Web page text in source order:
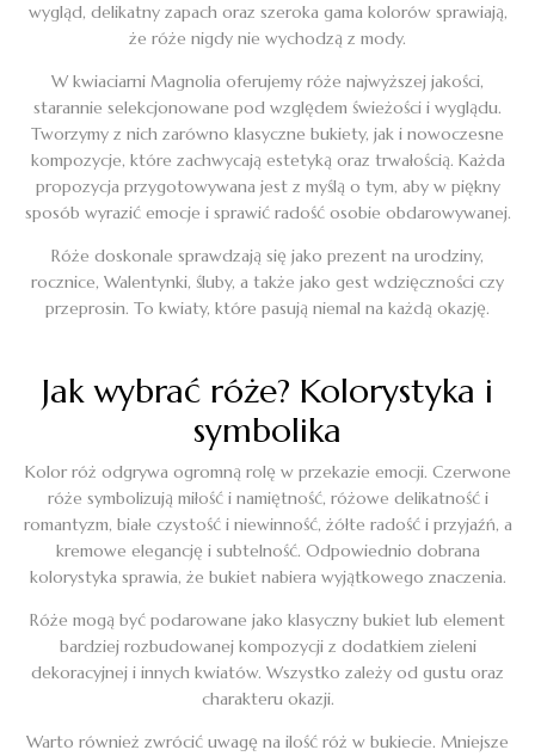
wygląd, delikatny zapach oraz szeroka gama kolorów sprawiają,
że róże nigdy nie wychodzą z mody.
W kwiaciarni Magnolia oferujemy róże najwyższej jakości,
starannie selekcjonowane pod względem świeżości i wyglądu.
Tworzymy z nich zarówno klasyczne bukiety, jak i nowoczesne
kompozycje, które zachwycają estetyką oraz trwałością. Każda
propozycja przygotowywana jest z myślą o tym, aby w piękny
sposób wyrazić emocje i sprawić radość osobie obdarowywanej.
Róże doskonale sprawdzają się jako prezent na urodziny,
rocznice, Walentynki, śluby, a także jako gest wdzięczności czy
przeprosin. To kwiaty, które pasują niemal na każdą okazję.
Jak wybrać róże? Kolorystyka i
symbolika
Kolor róż odgrywa ogromną rolę w przekazie emocji. Czerwone
róże symbolizują miłość i namiętność, różowe delikatność i
romantyzm, białe czystość i niewinność, żółte radość i przyjaźń, a
kremowe elegancję i subtelność. Odpowiednio dobrana
kolorystyka sprawia, że bukiet nabiera wyjątkowego znaczenia.
Róże mogą być podarowane jako klasyczny bukiet lub element
bardziej rozbudowanej kompozycji z dodatkiem zieleni
dekoracyjnej i innych kwiatów. Wszystko zależy od gustu oraz
charakteru okazji.
Warto również zwrócić uwagę na ilość róż w bukiecie. Mniejsze